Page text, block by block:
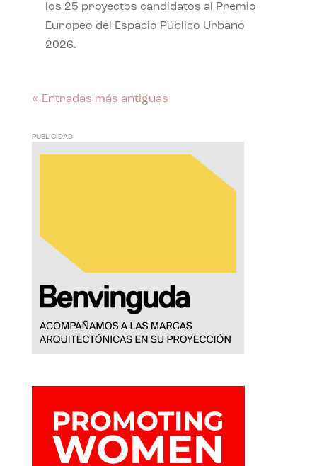
los 25 proyectos candidatos al Premio
Europeo del Espacio Público Urbano
2026.
« Entradas más antiguas
PUBLICIDAD